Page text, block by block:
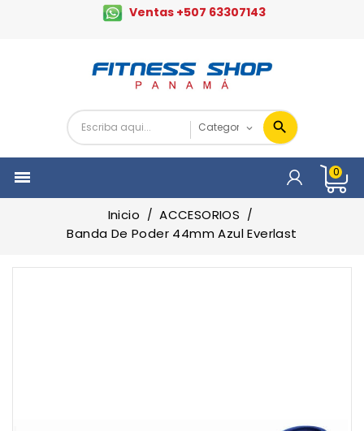
Ventas +507 63307143
 0
Inicio
ACCESORIOS
Banda De Poder 44mm Azul Everlast